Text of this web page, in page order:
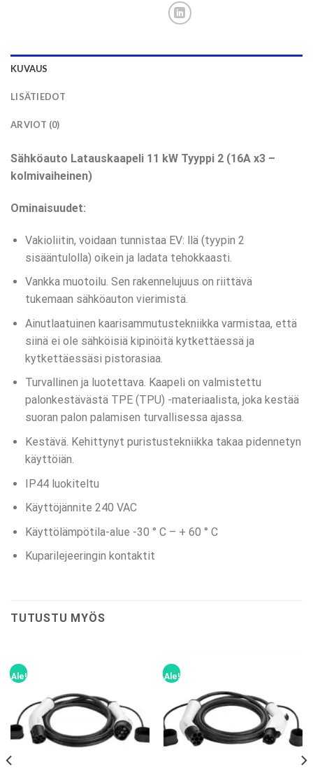
KUVAUS
LISÄTIEDOT
ARVIOT (0)
Sähköauto Latauskaapeli 11 kW Tyyppi 2 (16A x3 –
kolmivaiheinen)
Ominaisuudet:
Vakioliitin, voidaan tunnistaa EV: llä (tyypin 2
sisääntulolla) oikein ja ladata tehokkaasti.
Vankka muotoilu. Sen rakennelujuus on riittävä
tukemaan sähköauton vierimistä.
Ainutlaatuinen kaarisammutustekniikka varmistaa, että
siinä ei ole sähköisiä kipinöitä kytkettäessä ja
kytkettäessäsi pistorasiaa.
Turvallinen ja luotettava. Kaapeli on valmistettu
palonkestävästä TPE (TPU) -materiaalista, joka kestää
suoran palon palamisen turvallisessa ajassa.
Kestävä. Kehittynyt puristustekniikka takaa pidennetyn
käyttöiän.
IP44 luokiteltu
Käyttöjännite 240 VAC
Käyttölämpötila-alue -30 ° C – + 60 ° C
Kuparilejeeringin kontaktit
TUTUSTU MYÖS
Ale! Ale!